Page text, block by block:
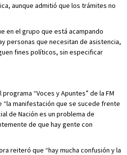
aunque admitió que los trámites no
en el grupo que está acampando
personas que necesitan de asistencia,
fines políticos, sin especificar
“Voces y Apuntes” de la FM
“la manifestación que se sucede frente
de Nación es un problema de
de que hay gente con
reiteró que “hay mucha confusión y la